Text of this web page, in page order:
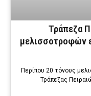
Τράπεζα
μελισσοτροφών
Περίπου 20 τόνους
Τράπεζας